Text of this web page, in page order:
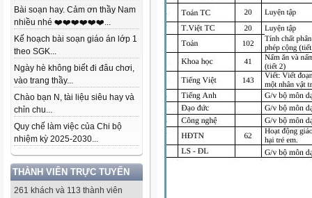
Bài soạn hay. Cảm ơn thầy Nam
nhiều nhé ❤️❤️❤️❤️❤️❤️...
Kế hoạch bài soạn giáo án lớp 1
theo SGK...
Ngày hè không biết đi đâu chơi,
vào trang thầy...
Chào bạn N, tài liệu siêu hay và
chỉn chu...
Quy chế làm việc của Chi bộ
nhiệm kỳ 2025-2030...
THÀNH VIÊN TRỰC TUYẾN
261 khách và 113 thành viên